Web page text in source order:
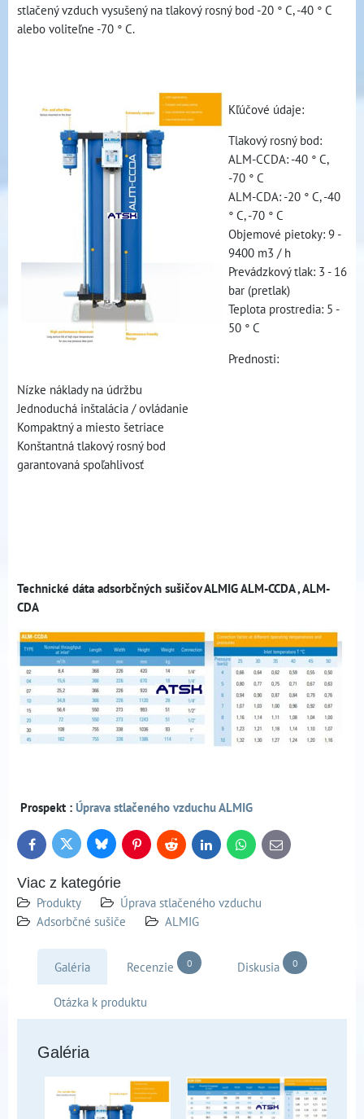
stlačený vzduch vysušený na tlakový rosný bod -20 ° C, -40 ° C
alebo voliteľne -70 ° C.
Kľúčové údaje:
Tlakový rosný bod:
ALM-CCDA: -40 ° C,
-70 ° C
ALM-CDA: -20 ° C, -40
° C, -70 ° C
Objemové pietoky: 9 -
9400 m3 / h
Prevádzkový tlak: 3 - 16
bar (pretlak)
Teplota prostredia: 5 -
50 ° C
Prednosti:
Nízke náklady na údržbu
Jednoduchá inštalácia / ovládanie
Kompaktný a miesto šetriace
Konštantná tlakový rosný bod
garantovaná spoľahlivosť
Technické dáta adsorbčných sušičov ALMIG ALM-CCDA , ALM-
CDA
Prospekt : Úprava stlačeného vzduchu ALMIG
FacebookTwitter BlueskyPinterestReddit LinkedInWhatsApp
E-
mail
Viac z kategórie
Produkty
Úprava stlačeného vzduchu
Adsorbčné sušiče
ALMIG
Galéria Recenzie 0 Diskusia 0
Otázka k produktu
Galéria